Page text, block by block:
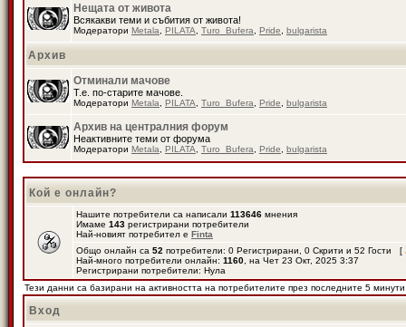
Нещата от живота
Всякакви теми и събития от живота!
Модератори Metala PILATA Turo_Bufera Pride bulgarista
Архив
Отминали мачове
Т.е. по-старите мачове.
Модератори Metala PILATA Turo_Bufera Pride bulgarista
Архив на централния форум
Неактивните теми от форума
Модератори Metala PILATA Turo_Bufera Pride bulgarista
Кой е онлайн?
Нашите потребители са написали 113646 мнения
Имаме 143 регистрирани потребители
Най-новият потребител е Finta
Общо онлайн са 52 потребители: 0 Регистрирани, 0 Скрити и 52 Гости [
Най-много потребители онлайн: 1160 , на Чет 23 Окт, 2025 3:37
Регистрирани потребители: Нула
Тези данни са базирани на активността на потребителите през последните 5 минути
Вход